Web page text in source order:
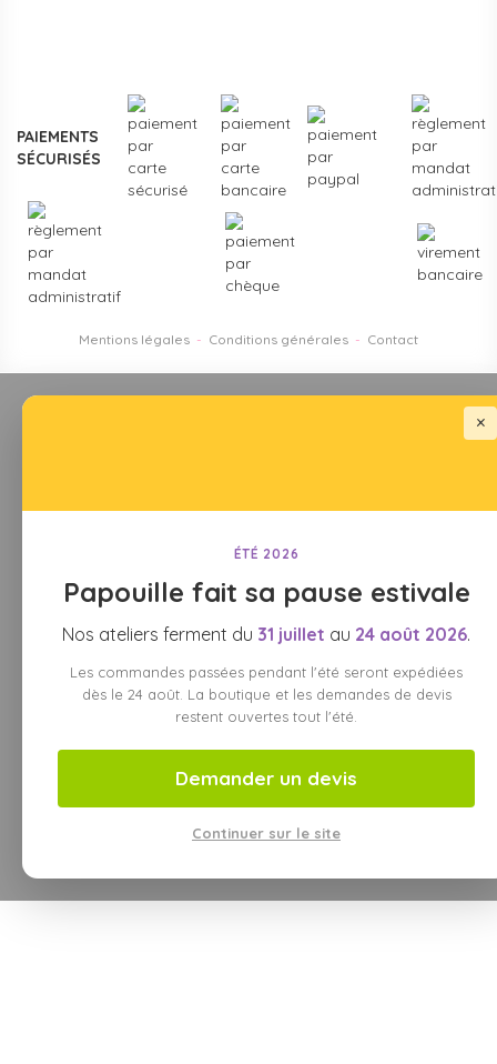
ou un renouvellement de matériel.
PAIEMENTS
SÉCURISÉS
Mentions légales - Conditions générales - Contact
×
ÉTÉ 2026
Papouille fait sa pause estivale
Nos ateliers ferment du 31 juillet au 24 août 2026.
Les commandes passées pendant l'été seront expédiées
dès le 24 août. La boutique et les demandes de devis
restent ouvertes tout l'été.
Demander un devis
Continuer sur le site